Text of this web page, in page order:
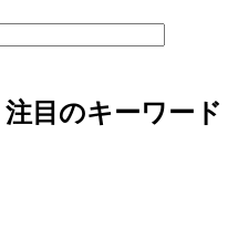
注目のキーワード